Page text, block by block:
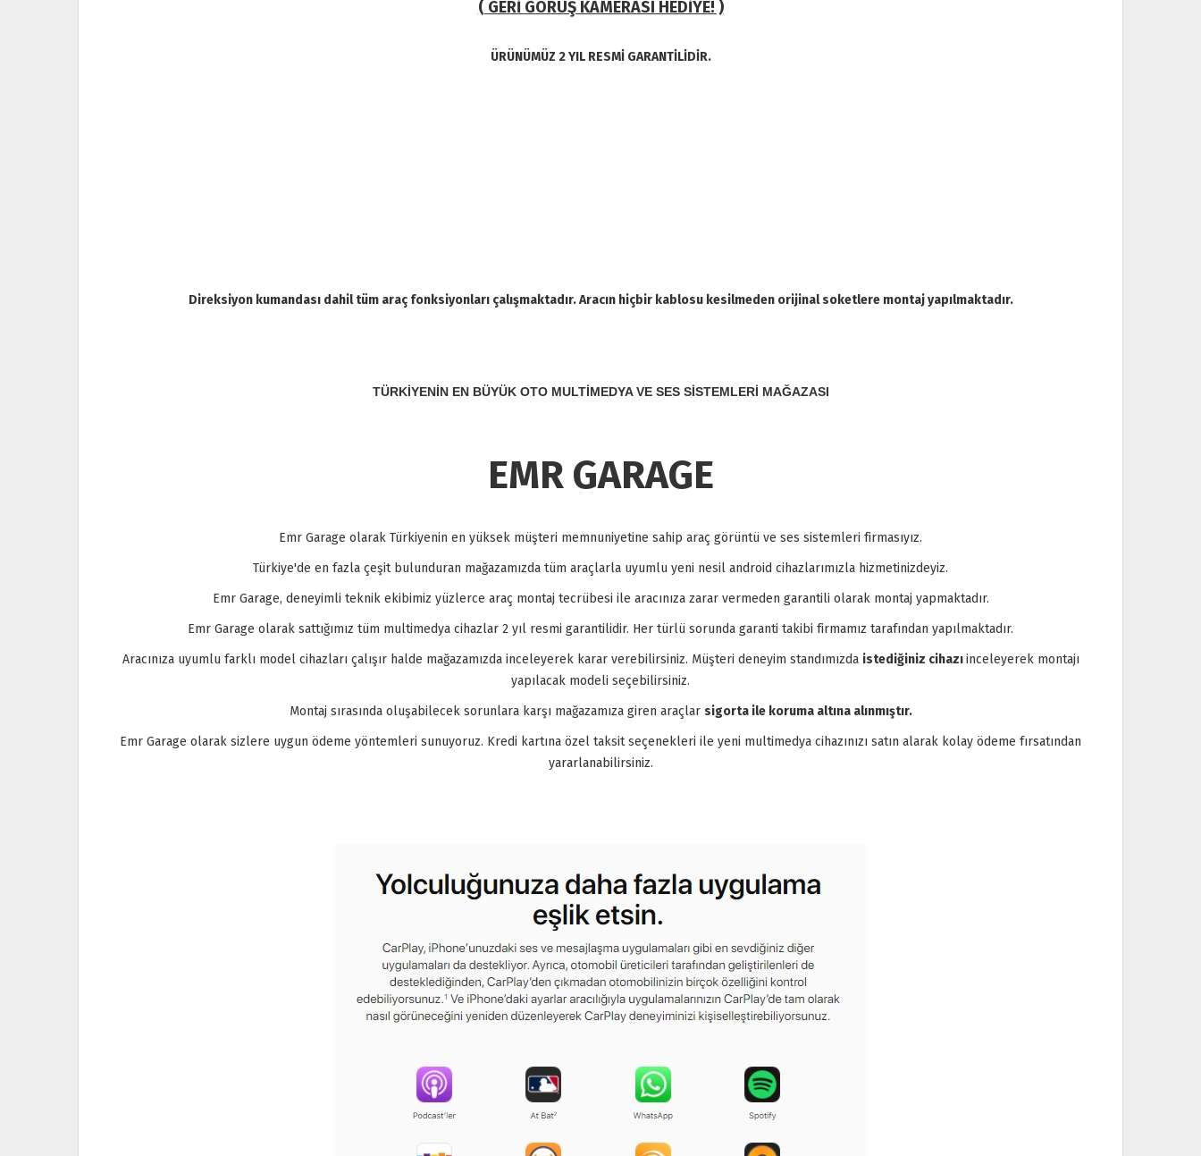
( GERİ GÖRÜŞ KAMERASI HEDİYE! )
ÜRÜNÜMÜZ 2 YIL RESMİ GARANTİLİDİR.
Direksiyon kumandası dahil tüm araç fonksiyonları çalışmaktadır. Aracın hiçbir kablosu kesilmeden orijinal soketlere montaj yapılmaktadır.
TÜRKİYENİN EN BÜYÜK OTO MULTİMEDYA VE SES SİSTEMLERİ MAĞAZASI
EMR GARAGE
Emr Garage olarak Türkiyenin en yüksek müşteri memnuniyetine sahip araç görüntü ve ses sistemleri firmasıyız.
Türkiye'de en fazla çeşit bulunduran mağazamızda tüm araçlarla uyumlu yeni nesil android cihazlarımızla hizmetinizdeyiz.
Emr Garage, deneyimli teknik ekibimiz yüzlerce araç montaj tecrübesi ile aracınıza zarar vermeden garantili olarak montaj yapmaktadır.
Emr Garage olarak sattığımız tüm multimedya cihazlar 2 yıl resmi garantilidir. Her türlü sorunda garanti takibi firmamız tarafından yapılmaktadır.
Aracınıza uyumlu farklı model cihazları çalışır halde mağazamızda inceleyerek karar verebilirsiniz. Müşteri deneyim standımızda istediğiniz cihazıinceleyerek montajı
yapılacak modeli seçebilirsiniz.
Montaj sırasında oluşabilecek sorunlara karşı mağazamıza giren araçlar sigorta ile koruma altına alınmıştır.
Emr Garage olarak sizlere uygun ödeme yöntemleri sunuyoruz. Kredi kartına özel taksit seçenekleri ile yeni multimedya cihazınızı satın alarak kolay ödeme fırsatından
yararlanabilirsiniz.